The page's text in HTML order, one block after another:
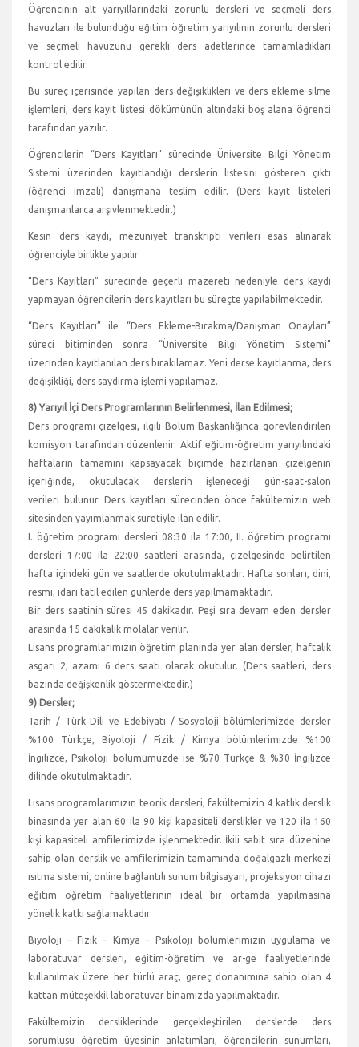
Öğrencinin alt yarıyıllarındaki zorunlu dersleri ve seçmeli ders
havuzları ile bulunduğu eğitim öğretim yarıyılının zorunlu dersleri
ve seçmeli havuzunu gerekli ders adetlerince tamamladıkları
kontrol edilir.
Bu süreç içerisinde yapılan ders değişiklikleri ve ders ekleme-silme
işlemleri, ders kayıt listesi dökümünün altındaki boş alana öğrenci
tarafından yazılır.
Öğrencilerin “Ders Kayıtları” sürecinde Üniversite Bilgi Yönetim
Sistemi üzerinden kayıtlandığı derslerin listesini gösteren çıktı
(öğrenci imzalı) danışmana teslim edilir. (Ders kayıt listeleri
danışmanlarca arşivlenmektedir.)
Kesin ders kaydı, mezuniyet transkripti verileri esas alınarak
öğrenciyle birlikte yapılır.
“Ders Kayıtları” sürecinde geçerli mazereti nedeniyle ders kaydı
yapmayan öğrencilerin ders kayıtları bu süreçte yapılabilmektedir.
“Ders Kayıtları” ile “Ders Ekleme-Bırakma/Danışman Onayları”
süreci bitiminden sonra “Üniversite Bilgi Yönetim Sistemi”
üzerinden kayıtlanılan ders bırakılamaz. Yeni derse kayıtlanma, ders
değişikliği, ders saydırma işlemi yapılamaz.
8) Yarıyıl İçi Ders Programlarının Belirlenmesi, İlan Edilmesi;
Ders programı çizelgesi, ilgili Bölüm Başkanlığınca görevlendirilen
komisyon tarafından düzenlenir. Aktif eğitim-öğretim yarıyılındaki
haftaların tamamını kapsayacak biçimde hazırlanan çizelgenin
içeriğinde, okutulacak derslerin işleneceği gün-saat-salon
verileri bulunur. Ders kayıtları sürecinden önce fakültemizin web
sitesinden yayımlanmak suretiyle ilan edilir.
I. öğretim programı dersleri 08:30 ila 17:00, II. öğretim programı
dersleri 17:00 ila 22:00 saatleri arasında, çizelgesinde belirtilen
hafta içindeki gün ve saatlerde okutulmaktadır. Hafta sonları, dini,
resmi, idari tatil edilen günlerde ders yapılmamaktadır.
Bir ders saatinin süresi 45 dakikadır. Peşi sıra devam eden dersler
arasında 15 dakikalık molalar verilir.
Lisans programlarımızın öğretim planında yer alan dersler, haftalık
asgari 2, azami 6 ders saati olarak okutulur. (Ders saatleri, ders
bazında değişkenlik göstermektedir.)
9) Dersler;
Tarih / Türk Dili ve Edebiyatı / Sosyoloji bölümlerimizde dersler
%100 Türkçe, Biyoloji / Fizik / Kimya bölümlerimizde %100
İngilizce, Psikoloji bölümümüzde ise %70 Türkçe & %30 İngilizce
dilinde okutulmaktadır.
Lisans programlarımızın teorik dersleri, fakültemizin 4 katlık derslik
binasında yer alan 60 ila 90 kişi kapasiteli derslikler ve 120 ila 160
kişi kapasiteli amfilerimizde işlenmektedir. İkili sabit sıra düzenine
sahip olan derslik ve amfilerimizin tamamında doğalgazlı merkezi
ısıtma sistemi, online bağlantılı sunum bilgisayarı, projeksiyon cihazı
eğitim öğretim faaliyetlerinin ideal bir ortamda yapılmasına
yönelik katkı sağlamaktadır.
Biyoloji – Fizik – Kimya – Psikoloji bölümlerimizin uygulama ve
laboratuvar dersleri, eğitim-öğretim ve ar-ge faaliyetlerinde
kullanılmak üzere her türlü araç, gereç donanımına sahip olan 4
kattan müteşekkil laboratuvar binamızda yapılmaktadır.
Fakültemizin dersliklerinde gerçekleştirilen derslerde ders
sorumlusu öğretim üyesinin anlatımları, öğrencilerin sunumları,